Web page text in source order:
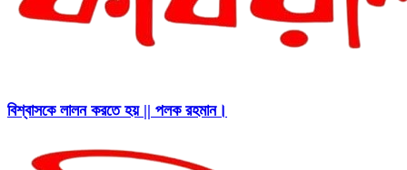
বিশ্বাসকে লালন করতে হয় || পলক রহমান।